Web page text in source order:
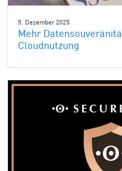
5. Dezember 2025
Mehr
Cloudnutzung